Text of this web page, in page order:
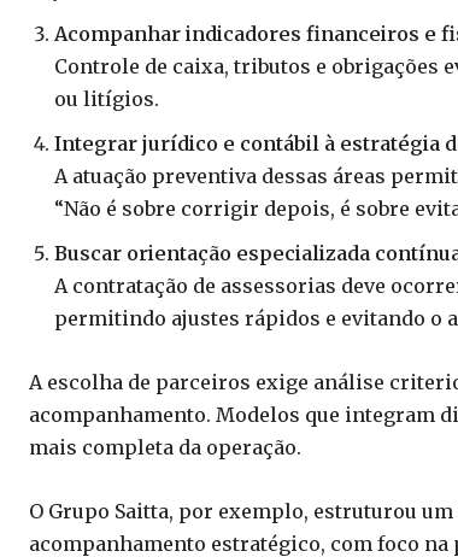
Acompanhar indicadores financeiros e
Controle de caixa, tributos e obrigações
ou litígios.
Integrar jurídico e contábil à estratégia
A atuação preventiva dessas áreas
“Não é sobre corrigir depois, é sobre
Buscar orientação especializada
A contratação de assessorias deve
permitindo ajustes rápidos e evitando o
A escolha de parceiros exige análise
acompanhamento. Modelos que integram
mais completa da operação.
O Grupo Saitta, por exemplo, estruturou
acompanhamento estratégico, com foco